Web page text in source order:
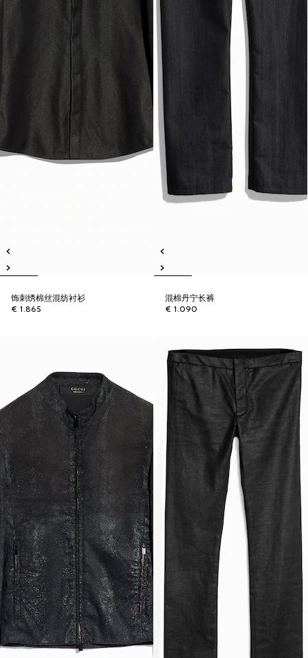
饰刺绣棉丝混纺衬衫
€ 1.865
混棉丹宁长裤
€ 1.090